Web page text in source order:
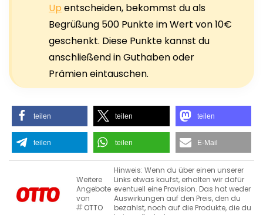
Up entscheiden, bekommst du als
Begrüßung 500 Punkte im Wert von 10€
geschenkt. Diese Punkte kannst du
anschließend in Guthaben oder
Prämien eintauschen.
teilen teilen teilen
teilen teilen E-Mail
Weitere
Angebote
von
OTTO
Hinweis: Wenn du über einen unserer
Links etwas kaufst, erhalten wir dafür
eventuell eine Provision. Das hat weder
Auswirkungen auf den Preis, den du
bezahlst, noch auf die Produkte, die du